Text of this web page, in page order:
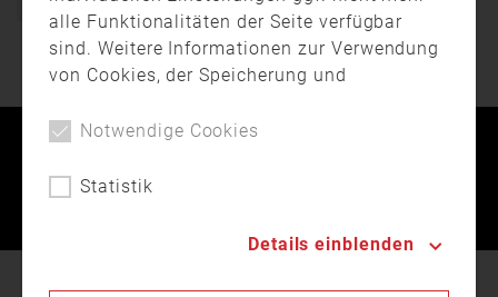
TVO
alle Funktionalitäten der Seite verfügbar
sind. Weitere Informationen zur Verwendung
von Cookies, der Speicherung und
finden Sie in unsererDatenschutzerklärung
Notwendige Cookies
Statistik
Details einblenden